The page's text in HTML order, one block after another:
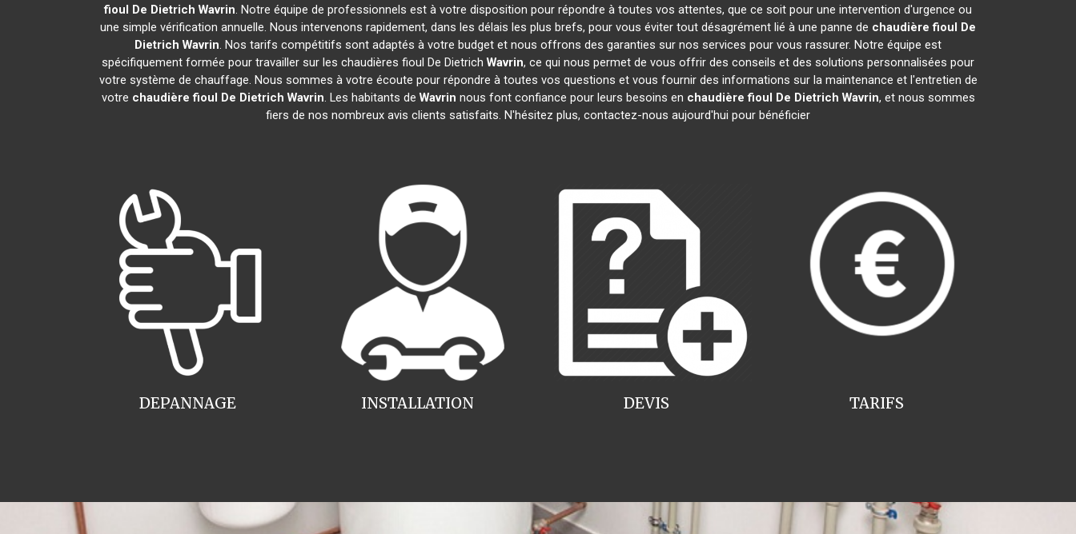
fioul De Dietrich Wavrin. Notre équipe de professionnels est à votre disposition pour répondre à toutes vos attentes, que ce soit pour une intervention d'urgence ou
une simple vérification annuelle. Nous intervenons rapidement, dans les délais les plus brefs, pour vous éviter tout désagrément lié à une panne de chaudière fioul De
Dietrich Wavrin. Nos tarifs compétitifs sont adaptés à votre budget et nous offrons des garanties sur nos services pour vous rassurer. Notre équipe est
spécifiquement formée pour travailler sur les chaudières fioul De Dietrich Wavrin, ce qui nous permet de vous offrir des conseils et des solutions personnalisées pour
votre système de chauffage. Nous sommes à votre écoute pour répondre à toutes vos questions et vous fournir des informations sur la maintenance et l'entretien de
votre chaudière fioul De Dietrich Wavrin. Les habitants de Wavrin nous font confiance pour leurs besoins en chaudière fioul De Dietrich Wavrin, et nous sommes
fiers de nos nombreux avis clients satisfaits. N'hésitez plus, contactez-nous aujourd'hui pour bénéficier
INSTALLATION
DEPANNAGE TARIFS
DEVIS